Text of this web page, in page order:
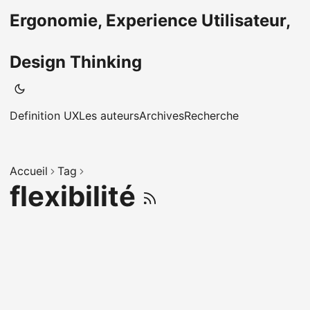
Ergonomie, Experience Utilisateur,
Design Thinking
Definition UXLes auteursArchivesRecherche
Accueil Tag
flexibilité